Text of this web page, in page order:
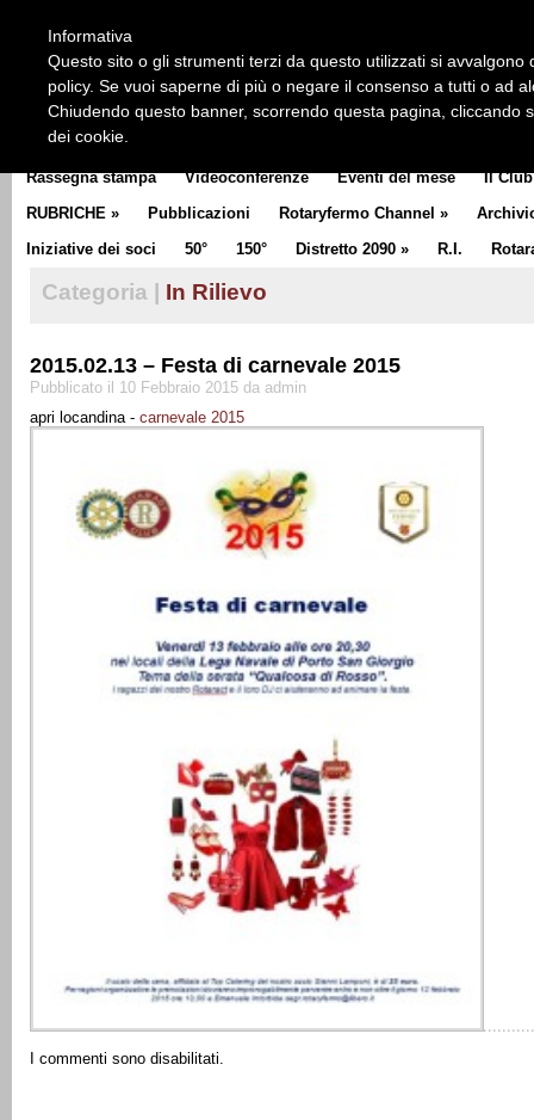
CLUB COMMUNICATOR
Rassegna stampa Videoconferenze Eventi del mese Il Club
RUBRICHE » Pubblicazioni Rotaryfermo Channel »
Iniziative dei soci
50° 150° Distretto 2090 » R.I.
Categoria | In Rilievo
2015.02.13 – Festa di carnevale 2015
Pubblicato il 10 Febbraio 2015 da admin
apri locandina - carnevale 2015
I commenti sono disabilitati.
Informativa
Questo sito o gli strumenti terzi da questo utilizzati si
policy. Se vuoi saperne di più o negare il consenso a tutti o ad
Chiudendo questo banner, scorrendo questa pagina, cliccando
dei cookie.